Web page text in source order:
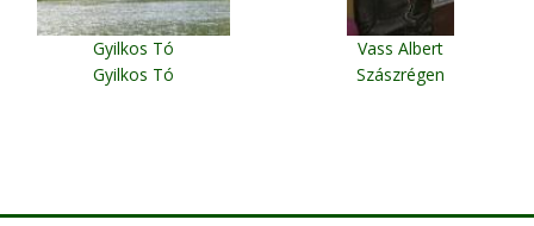
Gyilkos Tó
Gyilkos Tó
Vass Albert
Szászrégen